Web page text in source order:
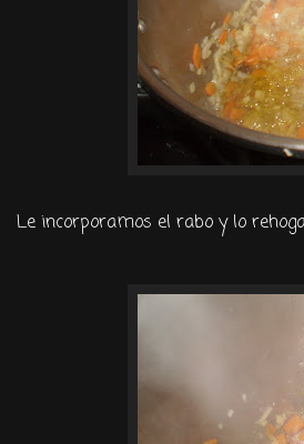
Le incorporamos el rabo y lo